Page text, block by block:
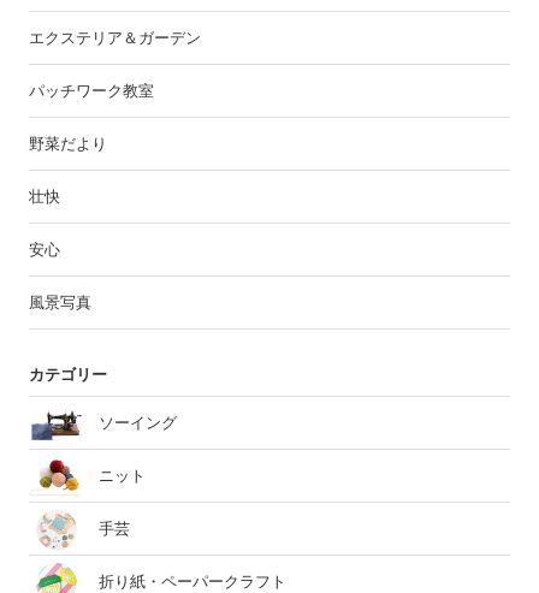
エクステリア＆ガーデン
パッチワーク教室
野菜だより
壮快
安心
風景写真
カテゴリー
ソーイング
ニット
手芸
折り紙・ペーパークラフト